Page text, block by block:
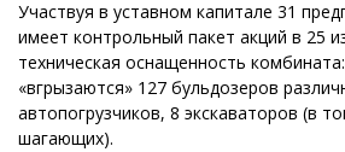
Участвуя в уставном капитале 31
имеет контрольный пакет акций в 25
техническая оснащенность
«вгрызаются» 127 бульдозеров
автопогрузчиков, 8 экскаваторов (в
шагающих).